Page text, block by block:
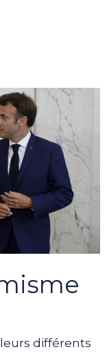
différents